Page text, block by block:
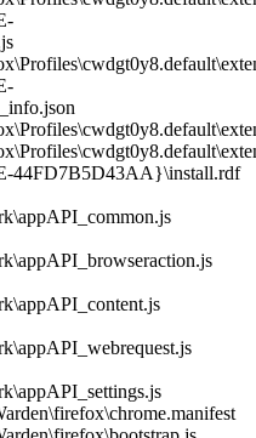
44FD7B5D43AA}\install.rdf